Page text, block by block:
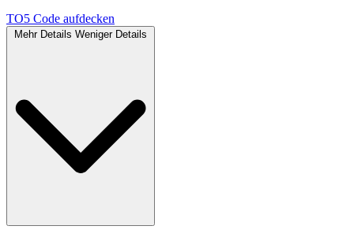
TO5 Code aufdecken
Mehr Details Weniger Details